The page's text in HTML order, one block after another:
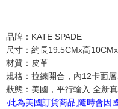
品牌：KATE SPADE
尺寸：約長19.5CMx高
材質：皮革
規格：拉鍊開合，內12卡面層
狀態：美國，平行輸入 全新
‧此為美國訂貨商品,隨時會因